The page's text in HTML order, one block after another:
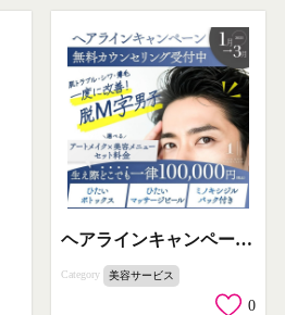
ヘアラインキャンペーン 脱M字男子 一律料金プラン
Category 美容サービス
0